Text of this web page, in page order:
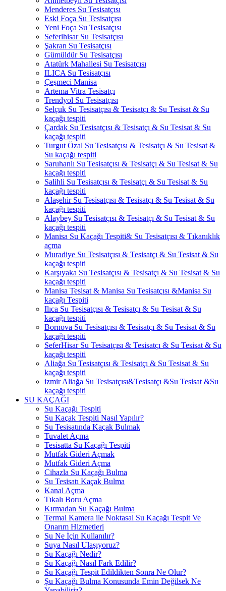
Menderes Su Tesisatçısı
Eski Foça Su Tesisatçısı
Yeni Foça Su Tesisatçısı
Seferihisar Su Tesisatçısı
Şakran Su Tesisatçısı
Gümüldür Su Tesisatçısı
Atatürk Mahallesi Su Tesisatçısı
ILICA Su Tesisatçısı
Çeşmeci Manisa
Artema Vitra Tesisatçı
Trendyol Su Tesisatçısı
Selçuk Su Tesisatçısı & Tesisatçı & Su Tesisat & Su
kaçağı tespiti
Çardak Su Tesisatçısı & Tesisatçı & Su Tesisat & Su
kaçağı tespiti
Turgut Özal Su Tesisatçısı & Tesisatçı & Su Tesisat &
Su kaçağı tespiti
Saruhanlı Su Tesisatçısı & Tesisatçı & Su Tesisat & Su
kaçağı tespiti
Salihli Su Tesisatçısı & Tesisatçı & Su Tesisat & Su
kaçağı tespiti
Alaşehir Su Tesisatçısı & Tesisatçı & Su Tesisat & Su
kaçağı tespiti
Alaybey Su Tesisatçısı & Tesisatçı & Su Tesisat & Su
kaçağı tespiti
Manisa Su Kaçağı Tespiti& Su Tesisatçısı & Tıkanıklık
açma
Muradiye Su Tesisatçısı & Tesisatçı & Su Tesisat & Su
kaçağı tespiti
Karşıyaka Su Tesisatçısı & Tesisatçı & Su Tesisat & Su
kaçağı tespiti
Manisa Tesisat & Manisa Su Tesisatçısı &Manisa Su
kaçağı Tespiti
Ilıca Su Tesisatçısı & Tesisatçı & Su Tesisat & Su
kaçağı tespiti
Bornova Su Tesisatçısı & Tesisatçı & Su Tesisat & Su
kaçağı tespiti
SeferHisar Su Tesisatçısı & Tesisatçı & Su Tesisat & Su
kaçağı tespiti
Aliağa Su Tesisatçısı & Tesisatçı & Su Tesisat & Su
kaçağı tespiti
izmir Aliağa Su Tesisatçısı&Tesisatçı &Su Tesisat &Su
kaçağı tespiti
SU KAÇAĞI
Su Kaçağı Tespiti
Su Kaçak Tespiti Nasıl Yapılır?
Su Tesisatında Kaçak Bulmak
Tuvalet Açma
Tesisatta Su Kaçağı Tespiti
Mutfak Gideri Açmak
Mutfak Gideri Açma
Cihazla Su Kaçağı Bulma
Su Tesisatı Kaçak Bulma
Kanal Açma
Tıkalı Boru Açma
Kırmadan Su Kaçağı Bulma
Termal Kamera ile Noktasal Su Kaçağı Tespit Ve
Onarım Hizmetleri
Su Ne İçin Kullanılır?
Suya Nasıl Ulaşıyoruz?
Su Kaçağı Nedir?
Su Kaçağı Nasıl Fark Edilir?
Su Kaçağı Tespit Edildikten Sonra Ne Olur?
Şu Kaçağı Bulma Konusunda Emin Değilsek Ne